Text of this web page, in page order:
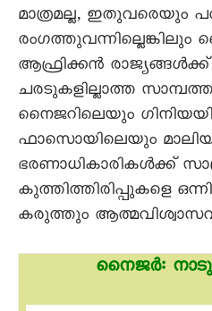
മാത്രമല്ല, ഇതുവരെയും
ആഫ്രിക്കൻ
ചരടുകളില്ലാത്ത
നെെജറിലെയും
ഫാസൊയിലെയും
ഭരണാധികാരികൾക്ക്
കുത്തിത്തിരിപ്പുകളെ
കരുത്തും
നെെജർ: